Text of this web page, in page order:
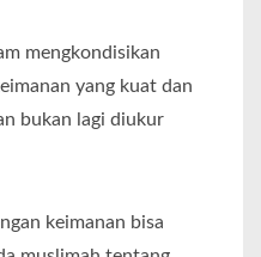
mengkondisikan
yang kuat dan
bukan lagi diukur
keimanan bisa